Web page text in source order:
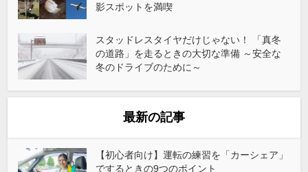
影スポットを満喫
スタッドレスタイヤだけじゃない！ 「真冬
の道路」を走るときの大切な準備 ～安全な
冬のドライブのために～
最新の記事
【初心者向け】運転の練習を「カーシェア」
でするときの9つのポイント